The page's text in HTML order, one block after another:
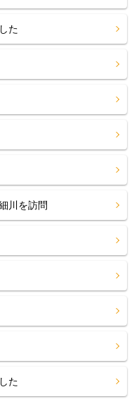
た
川を訪問
た